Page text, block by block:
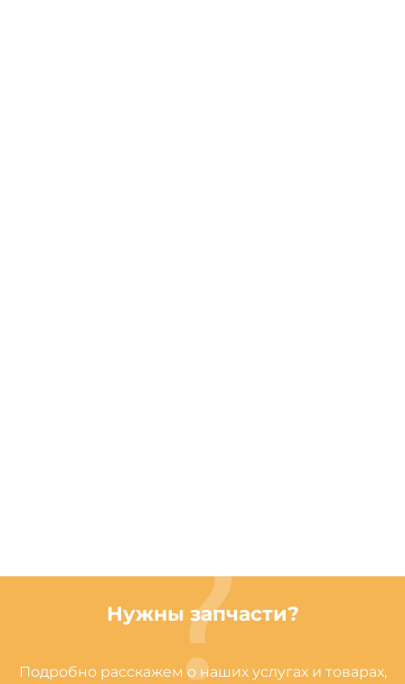
Нужны запчасти?
Подробно расскажем о наших услугах и товарах,